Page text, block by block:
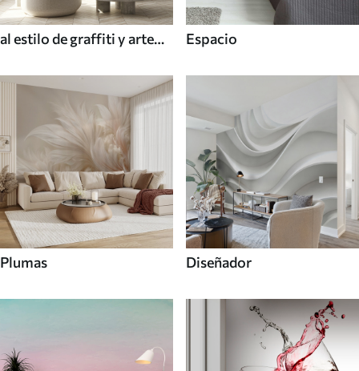
al estilo de graffiti y arte
Espacio
Plumas Diseñador